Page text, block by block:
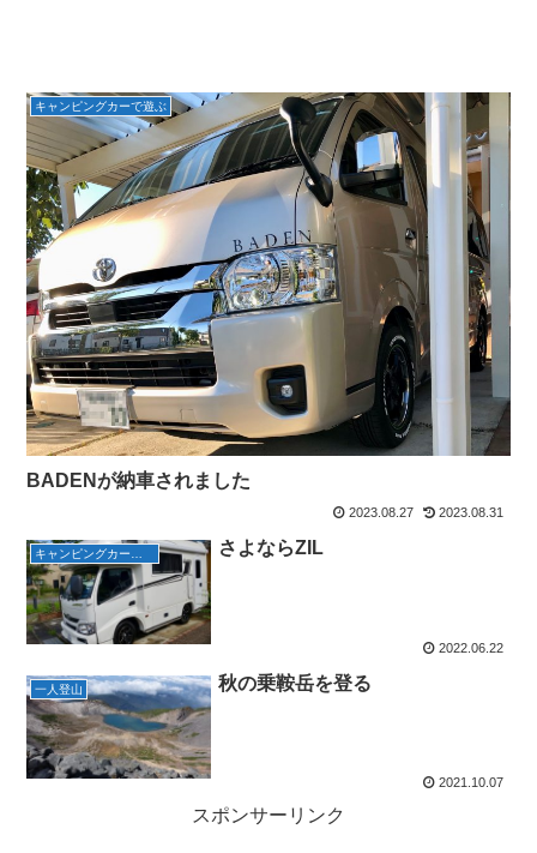
キャンピングカーで遊ぶ
BADENが納車されました
2023.08.27 2023.08.31
キャンピングカーで旅行 さよならZIL
2022.06.22
一人登山 秋の乗鞍岳を登る
2021.10.07
スポンサーリンク